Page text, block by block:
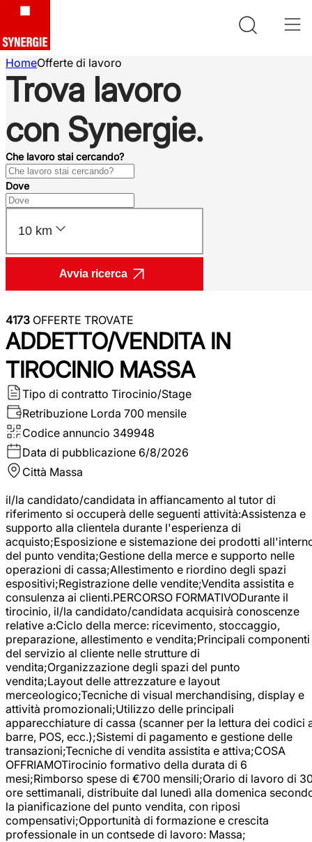
HomeOfferte di lavoro
Trova lavoro
con Synergie.
Che lavoro stai cercando?
Dove
10 km
Avvia ricerca
4173 OFFERTE TROVATE
ADDETTO/VENDITA IN
TIROCINIO MASSA
Tipo di contratto Tirocinio/Stage
Retribuzione Lorda 700 mensile
Codice annuncio 349948
Data di pubblicazione 6/8/2026
Città Massa
il/la candidato/candidata in affiancamento al tutor di
riferimento si occuperà delle seguenti attività:Assistenza e
supporto alla clientela durante l'esperienza di
acquisto;Esposizione e sistemazione dei prodotti
del punto vendita;Gestione della merce e supporto nelle
operazioni di cassa;Allestimento e riordino degli spazi
espositivi;Registrazione delle vendite;Vendita assistita e
consulenza ai clienti.PERCORSO FORMATIVODurante il
tirocinio, il/la candidato/candidata acquisirà conoscenze
relative a:Ciclo della merce: ricevimento, stoccaggio,
preparazione, allestimento e vendita;Principali componenti
del servizio al cliente nelle strutture di
vendita;Organizzazione degli spazi del punto
vendita;Layout delle attrezzature e layout
merceologico;Tecniche di visual merchandising, display e
attività promozionali;Utilizzo delle principali
apparecchiature di cassa (scanner per la lettura dei codici
barre, POS, ecc.);Sistemi di pagamento e gestione delle
transazioni;Tecniche di vendita assistita e attiva;COSA
OFFRIAMOTirocinio formativo della durata di 6
mesi;Rimborso spese di €700 mensili;Orario di lavoro di
ore settimanali, distribuite dal lunedì alla domenica
la pianificazione del punto vendita, con riposi
compensativi;Opportunità di formazione e crescita
professionale in un contsede di lavoro: Massa;